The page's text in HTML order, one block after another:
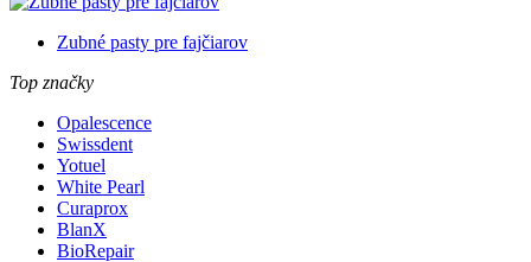
Zubné pasty pre fajčiarov
Top značky
Opalescence
Swissdent
Yotuel
White Pearl
Curaprox
BlanX
BioRepair